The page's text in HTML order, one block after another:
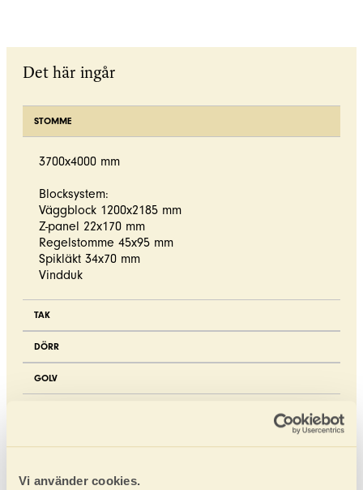
Vi använder cookies.
Det här ingår
STOMME
3700x4000 mm
Blocksystem:
Väggblock 1200x2185 mm
Z-panel 22x170 mm
Regelstomme 45x95 mm
Spikläkt 34x70 mm
Vindduk
TAK
DÖRR
GOLV
Produktblad